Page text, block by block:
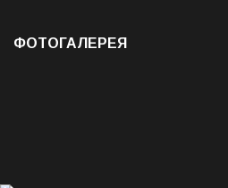
ФОТОГАЛЕРЕЯ